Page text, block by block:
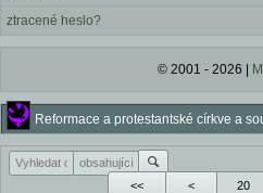
ztracené heslo?
© 2001 - 2026 |
Reformace a protestantské církve a
<< <